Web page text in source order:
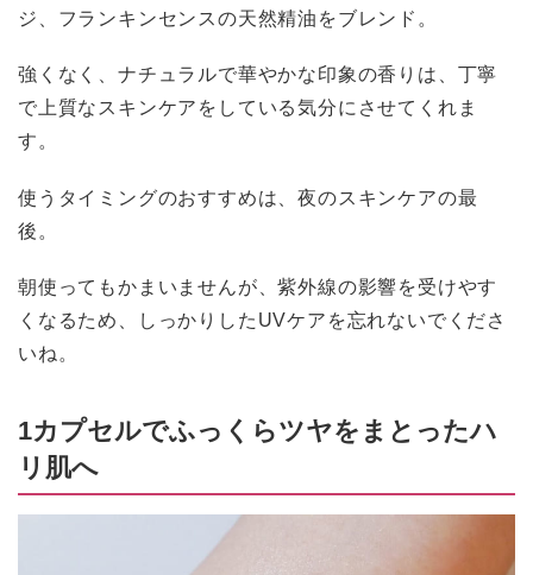
ジ、フランキンセンスの天然精油をブレンド。
強くなく、ナチュラルで華やかな印象の香りは、丁寧
で上質なスキンケアをしている気分にさせてくれま
す。
使うタイミングのおすすめは、夜のスキンケアの最
後。
朝使ってもかまいませんが、紫外線の影響を受けやす
くなるため、しっかりしたUVケアを忘れないでくださ
いね。
1カプセルでふっくらツヤをまとったハ
リ肌へ